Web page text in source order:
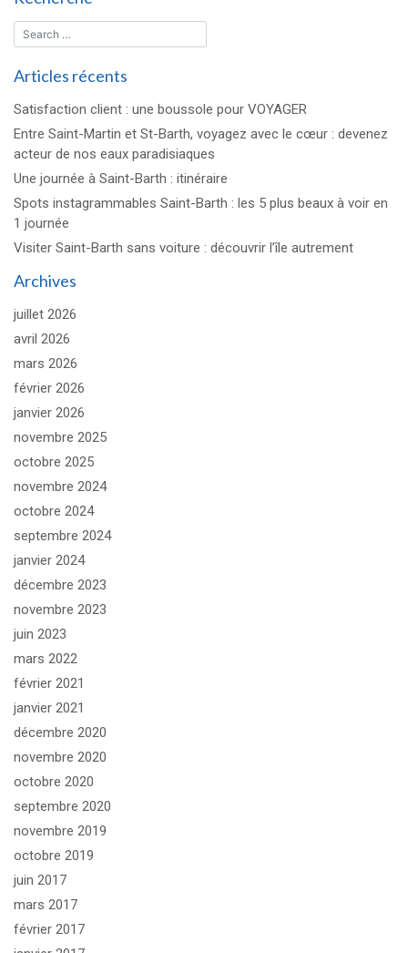
Articles récents
Satisfaction client : une boussole pour VOYAGER
Entre Saint-Martin et St-Barth, voyagez avec le cœur : devenez
acteur de nos eaux paradisiaques
Une journée à Saint-Barth : itinéraire
Spots instagrammables Saint-Barth : les 5 plus beaux à voir en
1 journée
Visiter Saint-Barth sans voiture : découvrir l’île autrement
Archives
juillet 2026
avril 2026
mars 2026
février 2026
janvier 2026
novembre 2025
octobre 2025
novembre 2024
octobre 2024
septembre 2024
janvier 2024
décembre 2023
novembre 2023
juin 2023
mars 2022
février 2021
janvier 2021
décembre 2020
novembre 2020
octobre 2020
septembre 2020
novembre 2019
octobre 2019
juin 2017
mars 2017
février 2017